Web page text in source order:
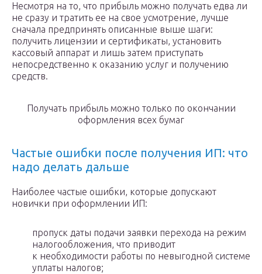
Несмотря на то, что прибыль можно получать едва ли
не сразу и тратить ее на свое усмотрение, лучше
сначала предпринять описанные выше шаги:
получить лицензии и сертификаты, установить
кассовый аппарат и лишь затем приступать
непосредственно к оказанию услуг и получению
средств.
Получать прибыль можно только по окончании
оформления всех бумаг
Частые ошибки после получения ИП: что
надо делать дальше
Наиболее частые ошибки, которые допускают
новички при оформлении ИП:
пропуск даты подачи заявки перехода на режим
налогообложения, что приводит
к необходимости работы по невыгодной системе
уплаты налогов;